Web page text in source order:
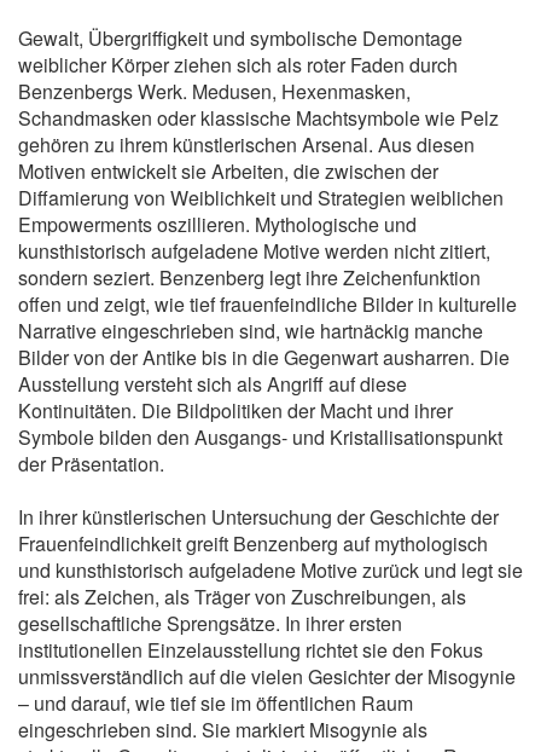
Gewalt, Übergriffigkeit und symbolische Demontage
weiblicher Körper ziehen sich als roter Faden durch
Benzenbergs Werk. Medusen, Hexenmasken,
Schandmasken oder klassische Machtsymbole wie Pelz
gehören zu ihrem künstlerischen Arsenal. Aus diesen
Motiven entwickelt sie Arbeiten, die zwischen der
Diffamierung von Weiblichkeit und Strategien weiblichen
Empowerments oszillieren. Mythologische und
kunsthistorisch aufgeladene Motive werden nicht zitiert,
sondern seziert. Benzenberg legt ihre Zeichenfunktion
offen und zeigt, wie tief frauenfeindliche Bilder in kulturelle
Narrative eingeschrieben sind, wie hartnäckig manche
Bilder von der Antike bis in die Gegenwart ausharren. Die
Ausstellung versteht sich als Angriff auf diese
Kontinuitäten. Die Bildpolitiken der Macht und ihrer
Symbole bilden den Ausgangs- und Kristallisationspunkt
der Präsentation.
In ihrer künstlerischen Untersuchung der Geschichte der
Frauenfeindlichkeit greift Benzenberg auf mythologisch
und kunsthistorisch aufgeladene Motive zurück und legt sie
frei: als Zeichen, als Träger von Zuschreibungen, als
gesellschaftliche Sprengsätze. In ihrer ersten
institutionellen Einzelausstellung richtet sie den Fokus
unmissverständlich auf die vielen Gesichter der Misogynie
– und darauf, wie tief sie im öffentlichen Raum
eingeschrieben sind. Sie markiert Misogynie als